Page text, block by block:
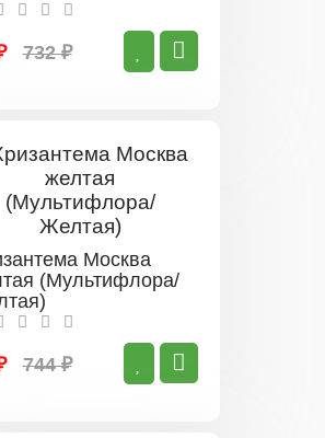
732 ₽
Москва
(Мультифлора/
744 ₽